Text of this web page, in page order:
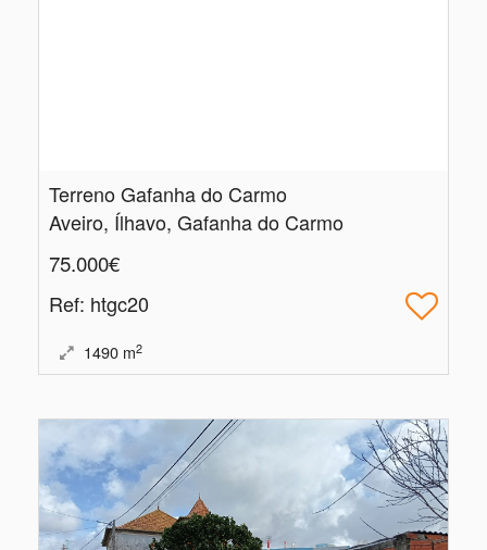
Terreno Gafanha do Carmo
Aveiro, Ílhavo, Gafanha do Carmo
75.000€
Ref: htgc20
1490 m2